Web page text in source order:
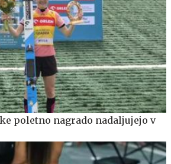
poletno nagrado nadaljujejo v